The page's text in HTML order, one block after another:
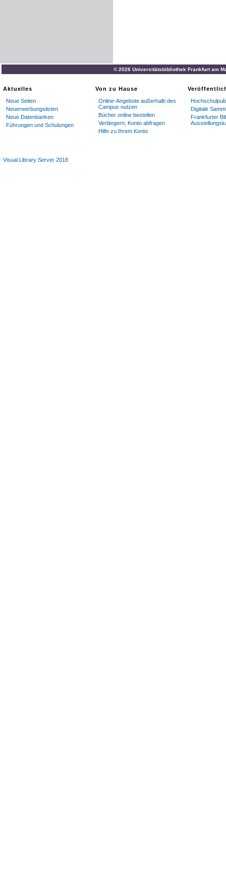
© 2026 Universitätsbibliothek Frankfurt am
Aktuelles
Neue Seiten
Neuerwerbungslisten
Neue Datenbanken
Führungen und Schulungen
Von zu Hause
Online-Angebote außerhalb des
Campus nutzen
Bücher online bestellen
Verlängern, Konto abfragen
Hilfe zu Ihrem Konto
Digitale
Frankfurter
Visual Library Server 2018